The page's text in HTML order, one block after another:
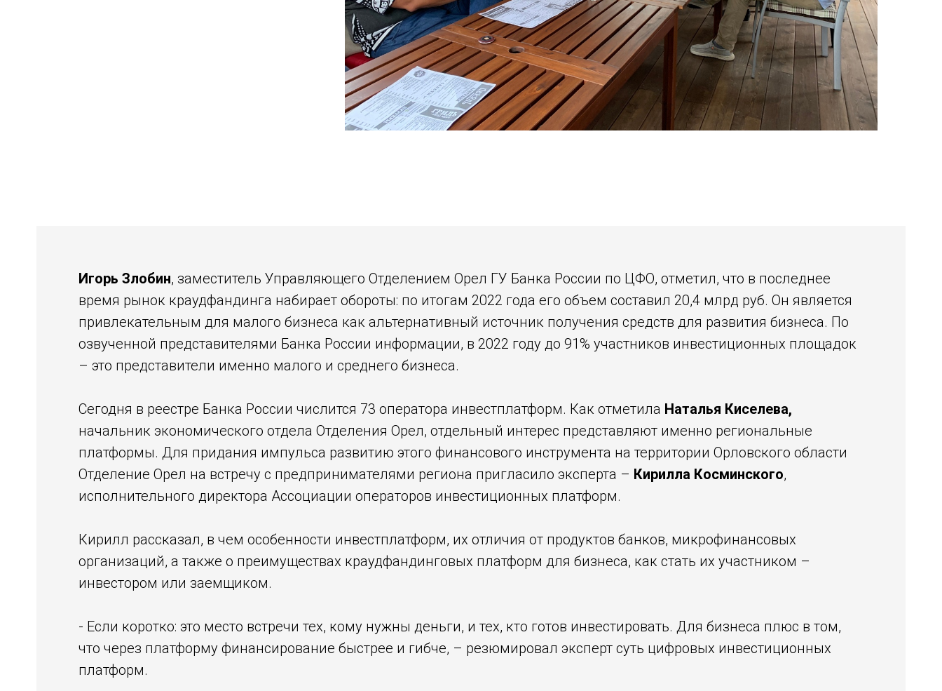
Игорь Злобин, заместитель Управляющего Отделением Орел ГУ Банка России по ЦФО, отметил, что в последнее
время рынок краудфандинга набирает обороты: по итогам 2022 года его объем составил 20,4 млрд руб. Он является
привлекательным для малого бизнеса как альтернативный источник получения средств для развития бизнеса. По
озвученной представителями Банка России информации, в 2022 году до 91% участников инвестиционных площадок
– это представители именно малого и среднего бизнеса.
Сегодня в реестре Банка России числится 73 оператора инвестплатформ. Как отметила Наталья Киселева,
начальник экономического отдела Отделения Орел, отдельный интерес представляют именно региональные
платформы. Для придания импульса развитию этого финансового инструмента на территории Орловского области
Отделение Орел на встречу с предпринимателями региона пригласило эксперта – Кирилла Косминского,
исполнительного директора Ассоциации операторов инвестиционных платформ.
Кирилл рассказал, в чем особенности инвестплатформ, их отличия от продуктов банков, микрофинансовых
организаций, а также о преимуществах краудфандинговых платформ для бизнеса, как стать их участником –
инвестором или заемщиком.
- Если коротко: это место встречи тех, кому нужны деньги, и тех, кто готов инвестировать. Для бизнеса плюс в том,
что через платформу финансирование быстрее и гибче, – резюмировал эксперт суть цифровых инвестиционных
платформ.